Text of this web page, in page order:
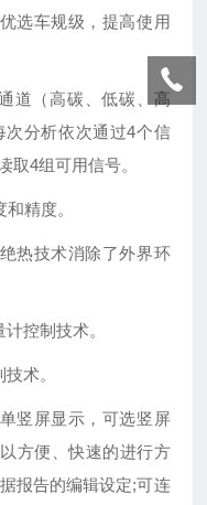
选车规级，提高使用
道（高碳、低碳、高
分析依次通过4个信
取4组可用信号。
精度。
热技术消除了外界环
控制技术。
术。
竖屏显示，可选竖屏
方便、快速的进行方
报告的编辑设定;可连